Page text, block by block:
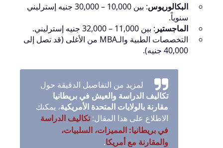
البكالوريوس
: بين 10,000 – 30,000 جنيه إسترليني
سنوياً.
الماجستير : بين 11,000 – 32,000 جنيه إسترليني.
التخصصات الطبية والـMBA من الأغلى (قد تصل إلى
40,000 جنيه).
لمزيد من التفاصيل الدقيقة حول
تكاليف الدراسة والعيش في بريطانيا
مقارنة بالولايات المتحدة الأمريكية، يمكنك
الاطلاع على هذا المقال:تكاليف الدراسة
في بريطانيا: المميزات، السلبيات،
والمقارنة مع أمريكا.